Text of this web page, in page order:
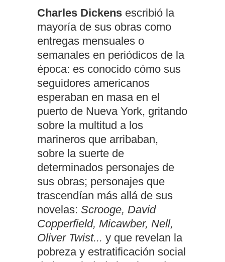
Charles Dickens escribió la
mayoría de sus obras como
entregas mensuales o
semanales en periódicos de la
época: es conocido cómo sus
seguidores americanos
esperaban en masa en el
puerto de Nueva York, gritando
sobre la multitud a los
marineros que arribaban,
sobre la suerte de
determinados personajes de
sus obras; personajes que
trascendían más allá de sus
novelas: Scrooge, David
Copperfield, Micawber, Nell,
Oliver Twist... y que revelan la
pobreza y estratificación social